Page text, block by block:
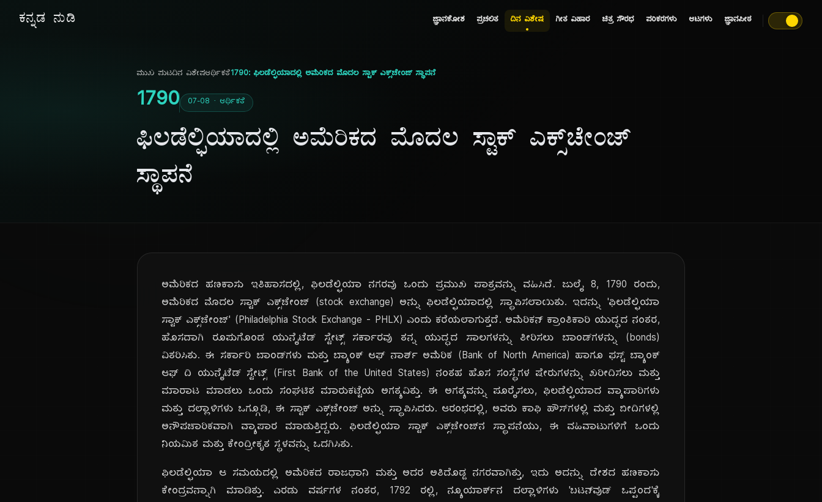
ಕನ್ನಡ ನುಡಿ ಜ್ಞಾನಕೋಶ ಪ್ರಚಲಿತ ದಿನ ವಿಶೇಷ ಗೀತ ವಿಹಾರ ಚಿತ್ರ ಸೌರಭ ಪರಿಕರಗಳು ಆಟಗಳು ಜ್ಞಾನಪೀಠ
ಮುಖ ಪುಟದಿನ ವಿಶೇಷಆರ್ಥಿಕತೆ1790: ಫಿಲಡೆಲ್ಫಿಯಾದಲ್ಲಿ ಅಮೆರಿಕದ ಮೊದಲ ಸ್ಟಾಕ್ ಎಕ್ಸ್‌ಚೇಂಜ್ ಸ್ಥಾಪನೆ
1790 07-08 · ಆರ್ಥಿಕತೆ
ಫಿಲಡೆಲ್ಫಿಯಾದಲ್ಲಿ ಅಮೆರಿಕದ ಮೊದಲ ಸ್ಟಾಕ್ ಎಕ್ಸ್‌ಚೇಂಜ್
ಸ್ಥಾಪನೆ
ಅಮೆರಿಕದ ಹಣಕಾಸು ಇತಿಹಾಸದಲ್ಲಿ, ಫಿಲಡೆಲ್ಫಿಯಾ ನಗರವು ಒಂದು ಪ್ರಮುಖ ಪಾತ್ರವನ್ನು ವಹಿಸಿದೆ. ಜುಲೈ 8, 1790 ರಂದು,
ಅಮೆರಿಕದ ಮೊದಲ ಸ್ಟಾಕ್ ಎಕ್ಸ್‌ಚೇಂಜ್ (stock exchange) ಅನ್ನು ಫಿಲಡೆಲ್ಫಿಯಾದಲ್ಲಿ ಸ್ಥಾಪಿಸಲಾಯಿತು. ಇದನ್ನು 'ಫಿಲಡೆಲ್ಫಿಯಾ
ಸ್ಟಾಕ್ ಎಕ್ಸ್‌ಚೇಂಜ್' (Philadelphia Stock Exchange - PHLX) ಎಂದು ಕರೆಯಲಾಗುತ್ತದೆ. ಅಮೆರಿಕನ್ ಕ್ರಾಂತಿಕಾರಿ ಯುದ್ಧದ ನಂತರ,
ಹೊಸದಾಗಿ ರೂಪುಗೊಂಡ ಯುನೈಟೆಡ್ ಸ್ಟೇಟ್ಸ್ ಸರ್ಕಾರವು ತನ್ನ ಯುದ್ಧದ ಸಾಲಗಳನ್ನು ತೀರಿಸಲು ಬಾಂಡ್‌ಗಳನ್ನು (bonds)
ವಿತರಿಸಿತು. ಈ ಸರ್ಕಾರಿ ಬಾಂಡ್‌ಗಳು ಮತ್ತು ಬ್ಯಾಂಕ್ ಆಫ್ ನಾರ್ತ್ ಅಮೆರಿಕ (Bank of North America) ಹಾಗೂ ಫಸ್ಟ್ ಬ್ಯಾಂಕ್
ಆಫ್ ದಿ ಯುನೈಟೆಡ್ ಸ್ಟೇಟ್ಸ್ (First Bank of the United States) ನಂತಹ ಹೊಸ ಸಂಸ್ಥೆಗಳ ಷೇರುಗಳನ್ನು ಖರೀದಿಸಲು ಮತ್ತು
ಮಾರಾಟ ಮಾಡಲು ಒಂದು ಸಂಘಟಿತ ಮಾರುಕಟ್ಟೆಯ ಅಗತ್ಯವಿತ್ತು. ಈ ಅಗತ್ಯವನ್ನು ಪೂರೈಸಲು, ಫಿಲಡೆಲ್ಫಿಯಾದ ವ್ಯಾಪಾರಿಗಳು
ಮತ್ತು ದಲ್ಲಾಳಿಗಳು ಒಗ್ಗೂಡಿ, ಈ ಸ್ಟಾಕ್ ಎಕ್ಸ್‌ಚೇಂಜ್ ಅನ್ನು ಸ್ಥಾಪಿಸಿದರು. ಆರಂಭದಲ್ಲಿ, ಅವರು ಕಾಫಿ ಹೌಸ್‌ಗಳಲ್ಲಿ ಮತ್ತು ಬೀದಿಗಳಲ್ಲಿ
ಅನೌಪಚಾರಿಕವಾಗಿ ವ್ಯಾಪಾರ ಮಾಡುತ್ತಿದ್ದರು. ಫಿಲಡೆಲ್ಫಿಯಾ ಸ್ಟಾಕ್ ಎಕ್ಸ್‌ಚೇಂಜ್‌ನ ಸ್ಥಾಪನೆಯು, ಈ ವಹಿವಾಟುಗಳಿಗೆ ಒಂದು
ನಿಯಮಿತ ಮತ್ತು ಕೇಂದ್ರೀಕೃತ ಸ್ಥಳವನ್ನು ಒದಗಿಸಿತು.
ಫಿಲಡೆಲ್ಫಿಯಾ ಆ ಸಮಯದಲ್ಲಿ ಅಮೆರಿಕದ ರಾಜಧಾನಿ ಮತ್ತು ಅದರ ಅತಿದೊಡ್ಡ ನಗರವಾಗಿತ್ತು, ಇದು ಅದನ್ನು ದೇಶದ ಹಣಕಾಸು
ಕೇಂದ್ರವನ್ನಾಗಿ ಮಾಡಿತ್ತು. ಎರಡು ವರ್ಷಗಳ ನಂತರ, 1792 ರಲ್ಲಿ, ನ್ಯೂಯಾರ್ಕ್‌ನ ದಲ್ಲಾಳಿಗಳು 'ಬಟನ್‌ವುಡ್ ಒಪ್ಪಂದ'ಕ್ಕೆ